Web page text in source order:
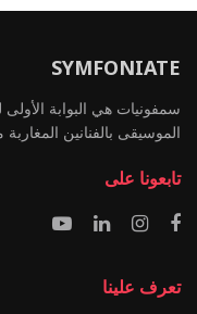
SYMFONIATE
سمفونيات هي البوابة
الموسيقى بالفنانين
تابعونا على
تعرف علينا